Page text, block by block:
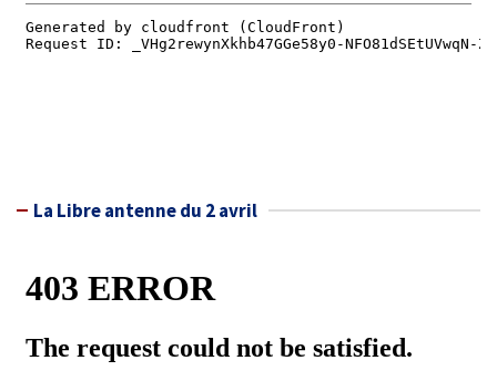
La Libre antenne du 2 avril